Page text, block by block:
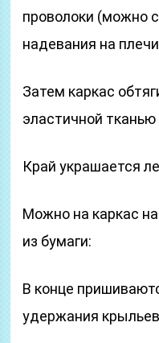
проволоки (можно
надевания на
Затем каркас
эластичной
Край украшается
Можно на каркас
из бумаги:
В конце
удержания